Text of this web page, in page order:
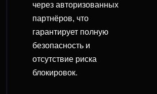
через авторизованных
партнёров, что
гарантирует полную
безопасность и
отсутствие риска
блокировок.